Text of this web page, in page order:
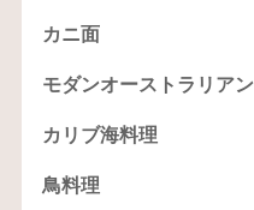
カニ面
モダンオーストラリアン
カリブ海料理
鳥料理